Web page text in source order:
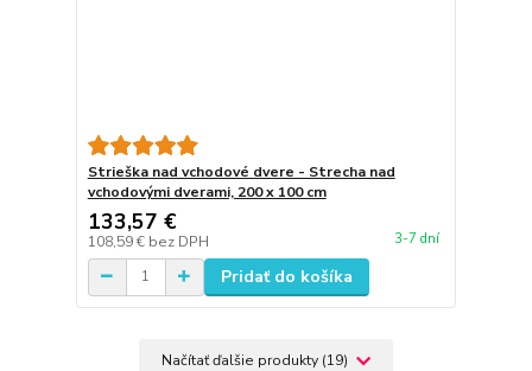
Strieška nad vchodové dvere - Strecha nad
vchodovými dverami, 200 x 100 cm
133,57 €
108,59 € bez DPH 3-7 dní
Pridať do košíka
Načítať ďalšie produkty (19)